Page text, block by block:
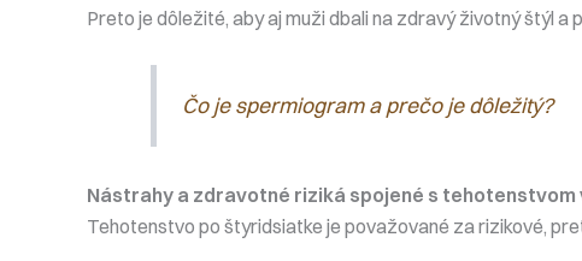
Preto je dôležité, aby aj muži dbali na zdravý životný štýl a
Čo je spermiogram a prečo je dôležitý?
Nástrahy a zdravotné riziká spojené s tehotenstvom
Tehotenstvo po štyridsiatke je považované za rizikové,